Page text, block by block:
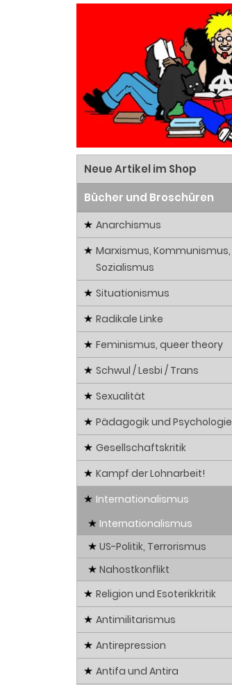
Neue Artikel im Shop
Bücher und Broschüren
Anarchismus
Marxismus, Kommunismus,
Sozialismus
Situationismus
Radikale Linke
Feminismus, queer theory
Schwul / Lesbi / Trans
Sexualität
Pädagogik und Psychologie
Gesellschaftskritik
Kampf der Lohnarbeit!
Internationalismus
Internationalismus
US-Politik, Terrorismus
Nahostkonflikt
Religion und Esoterikkritik
Antimilitarismus
Antirepression
Antifa und Antira